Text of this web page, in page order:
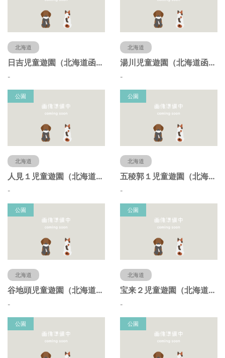
北海道
日吉児童遊園（北海道函館市）
-
北海道
湯川児童遊園（北海道函館市）
-
公園
北海道
人見１児童遊園（北海道函館市）
-
公園
北海道
五稜郭１児童遊園（北海道函館市）
-
公園
北海道
谷地頭児童遊園（北海道函館市）
-
公園
北海道
宝来２児童遊園（北海道函館市）
-
公園 公園